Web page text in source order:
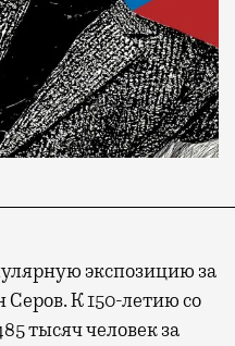
экспозицию за
К 150-летию со
тысяч человек за